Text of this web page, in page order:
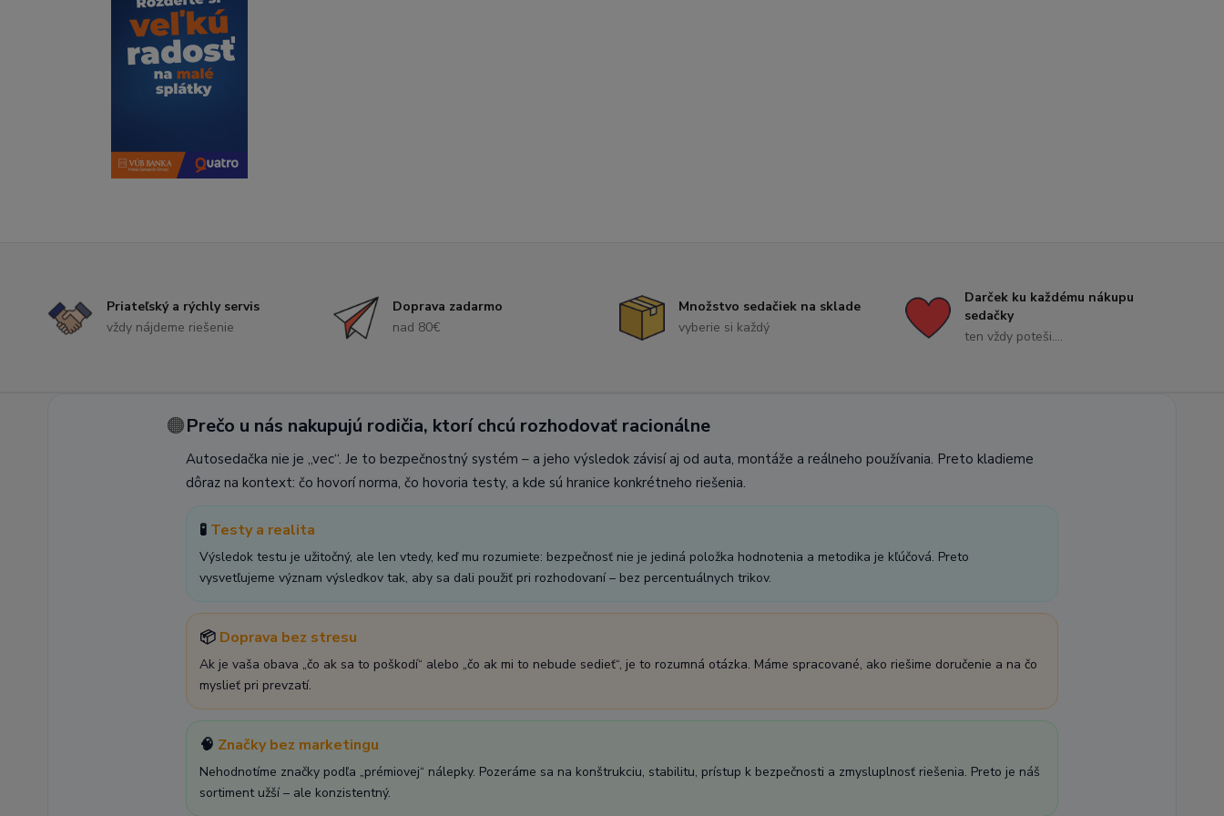
Priateľský a rýchly servis
vždy nájdeme riešenie
Doprava zadarmo
nad 80€
Množstvo sedačiek na sklade
vyberie si každý
Darček ku každému nákupu
sedačky
ten vždy poteši....
🟠Prečo u nás nakupujú rodičia, ktorí chcú rozhodovať racionálne
Autosedačka nie je „vec“. Je to bezpečnostný systém – a jeho výsledok závisí aj od auta, montáže a reálneho používania. Preto kladieme
dôraz na kontext: čo hovorí norma, čo hovoria testy, a kde sú hranice konkrétneho riešenia.
🧪 Testy a realita
Výsledok testu je užitočný, ale len vtedy, keď mu rozumiete: bezpečnosť nie je jediná položka hodnotenia a metodika je kľúčová. Preto
vysvetľujeme význam výsledkov tak, aby sa dali použiť pri rozhodovaní – bez percentuálnych trikov.
📦 Doprava bez stresu
Ak je vaša obava „čo ak sa to poškodí“ alebo „čo ak mi to nebude sedieť“, je to rozumná otázka. Máme spracované, ako riešime doručenie a na čo
myslieť pri prevzatí.
🧠 Značky bez marketingu
Nehodnotíme značky podľa „prémiovej“ nálepky. Pozeráme sa na konštrukciu, stabilitu, prístup k bezpečnosti a zmysluplnosť riešenia. Preto je náš
sortiment užší – ale konzistentný.